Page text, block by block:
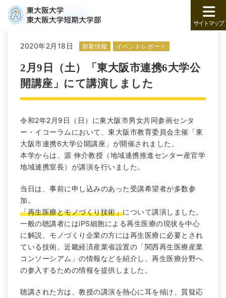
サイトマップ
トップ 新着情報
2020年2月18日 新着情報 イベントレポート
2月9日（土）「東大阪市連携6大学公
開講座」にて講演しました
令和2年2月9日（日）に東大阪市男女共同参画センタ
ー・イコーラムにおいて、東大阪市教育委員会主催「東
大阪市連携6大学公開講座」が開催されました。
本学からは、源 伸介教授（地域連携推進センター産官学
地域連携室長）が講演を行いました。
当日は、事前に申し込みのあった受講希望者が多数参
加。
「再生医療とモノづくり技術」について講演しました。
一般の聴講者にはiPS細胞による再生医療の現状を中心
に解説、モノづくり企業の方には再生医療に必要とされ
ている技術、近畿経済産業省設置の「関西再生医療産業
コンソーシアム」の情報などを紹介し、再生医療分野へ
の参入するための情報を提供しました。
聴講された方は、教授の講演を熱心に耳を傾け、質疑応